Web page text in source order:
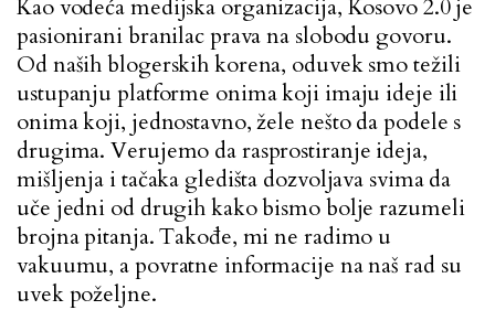
Kao vodeća medijska organizacija, Kosovo 2.0 je
pasionirani branilac prava na slobodu govoru.
Od naših blogerskih korena, oduvek smo težili
ustupanju platforme onima koji imaju ideje ili
onima koji, jednostavno, žele nešto da podele s
drugima. Verujemo da rasprostiranje ideja,
mišljenja i tačaka gledišta dozvoljava svima da
uče jedni od drugih kako bismo bolje razumeli
brojna pitanja. Takođe, mi ne radimo u
vakuumu, a povratne informacije na naš rad su
uvek poželjne.